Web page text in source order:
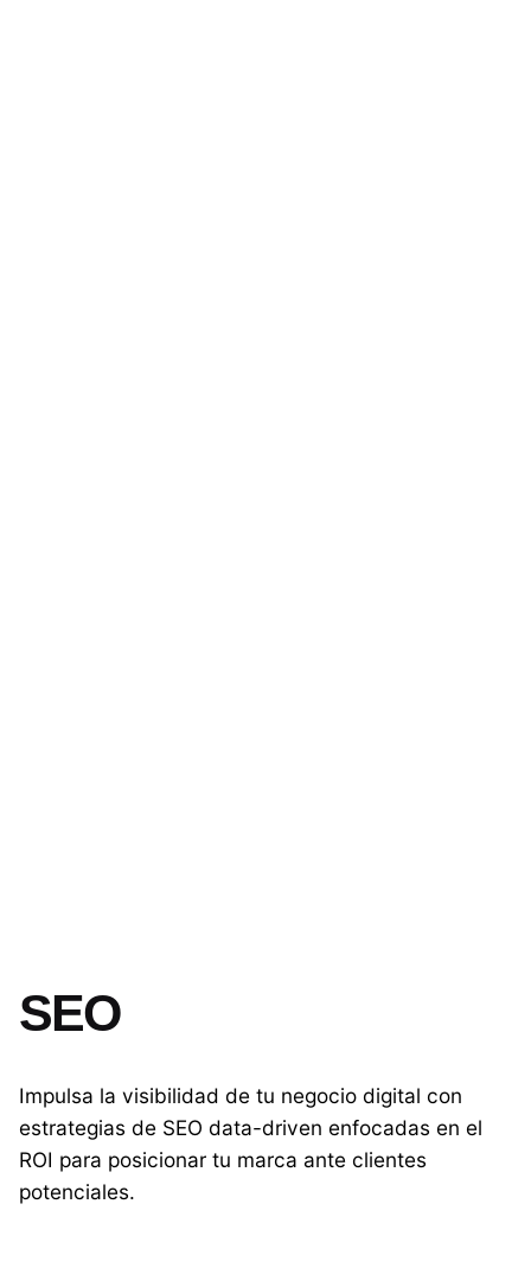
SEO
Impulsa la visibilidad de tu negocio digital con
estrategias de SEO data-driven enfocadas en el
ROI para posicionar tu marca ante clientes
potenciales.